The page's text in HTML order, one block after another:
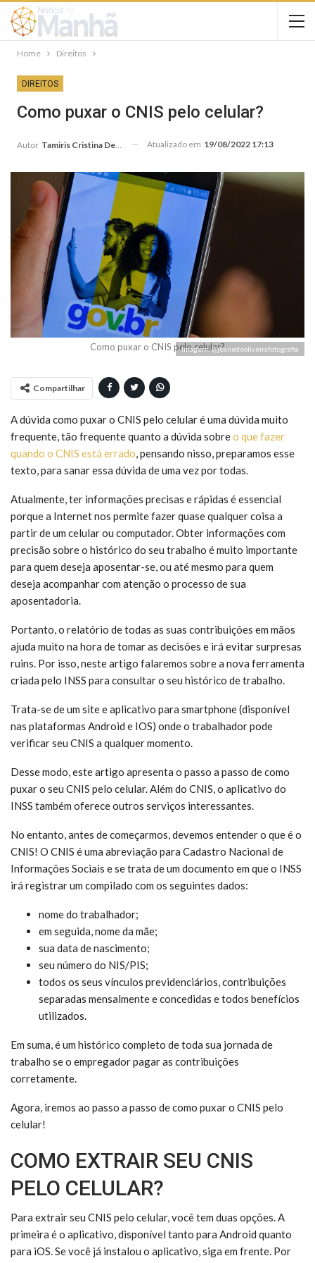
Home Direitos
DIREITOS
Como puxar o CNIS pelo celular?
Autor Tamiris Cristina De Andrade Atualizado em 19/08/2022 17:13
Como puxar o CNIS pelo celular?Imagem: @jeanedeoliveirafotografia
Compartilhar
A dúvida como puxar o CNIS pelo celular é uma dúvida muito
frequente, tão frequente quanto a dúvida sobreo que fazer
quando o CNIS está errado, pensando nisso, preparamos esse
texto, para sanar essa dúvida de uma vez por todas.
Atualmente, ter informações precisas e rápidas é essencial
porque a Internet nos permite fazer quase qualquer coisa a
partir de um celular ou computador. Obter informações com
precisão sobre o histórico do seu trabalho é muito importante
para quem deseja aposentar-se, ou até mesmo para quem
deseja acompanhar com atenção o processo de sua
aposentadoria.
Portanto, o relatório de todas as suas contribuições em mãos
ajuda muito na hora de tomar as decisões e irá evitar surpresas
ruins. Por isso, neste artigo falaremos sobre a nova ferramenta
criada pelo INSS para consultar o seu histórico de trabalho.
Trata-se de um site e aplicativo para smartphone (disponível
nas plataformas Android e IOS) onde o trabalhador pode
verificar seu CNIS a qualquer momento.
Desse modo, este artigo apresenta o passo a passo de como
puxar o seu CNIS pelo celular. Além do CNIS, o aplicativo do
INSS também oferece outros serviços interessantes.
No entanto, antes de começarmos, devemos entender o que é o
CNIS! O CNIS é uma abreviação para Cadastro Nacional de
Informações Sociais e se trata de um documento em que o INSS
irá registrar um compilado com os seguintes dados:
nome do trabalhador;
em seguida, nome da mãe;
sua data de nascimento;
seu número do NIS/PIS;
todos os seus vínculos previdenciários, contribuições
separadas mensalmente e concedidas e todos benefícios
utilizados.
Em suma, é um histórico completo de toda sua jornada de
trabalho se o empregador pagar as contribuições
corretamente.
Agora, iremos ao passo a passo de como puxar o CNIS pelo
celular!
COMO EXTRAIR SEU CNIS
PELO CELULAR?
Para extrair seu CNIS pelo celular, você tem duas opções. A
primeira é o aplicativo, disponível tanto para Android quanto
para iOS. Se você já instalou o aplicativo, siga em frente. Por